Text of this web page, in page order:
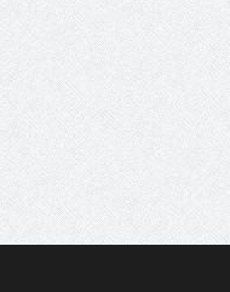
PellaFm 103,3 για
και Χιονοδρομικό
στο πιο